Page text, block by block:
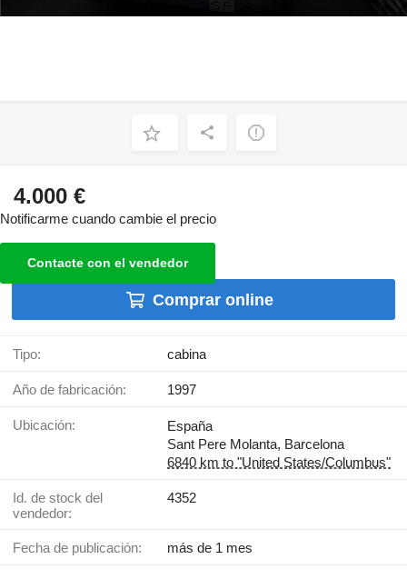
4.000 €
Notificarme cuando cambie el precio
Contacte con el vendedor
Comprar online
Tipo: cabina
Año de fabricación: 1997
Ubicación:
España
Sant Pere Molanta, Barcelona
6840 km to "United States/Columbus"
Id. de stock del
vendedor:
4352
Fecha de publicación: más de 1 mes